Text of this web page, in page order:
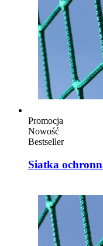
Promocja
Nowość
Bestseller
Siatka